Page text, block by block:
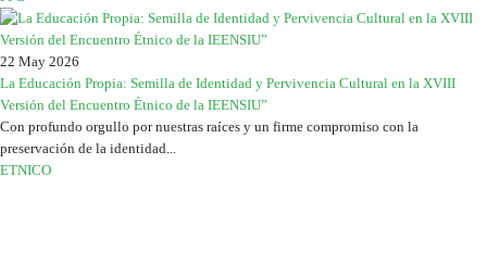
22 May 2026
La Educación Propia: Semilla de Identidad y Pervivencia Cultural en la XVIII
Versión del Encuentro Étnico de la IEENSIU”
Con profundo orgullo por nuestras raíces y un firme compromiso con la
preservación de la identidad...
ETNICO